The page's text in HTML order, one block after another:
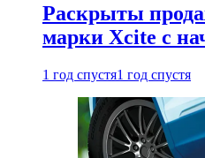
Раскрыты
марки Xcite с
1 год спустя1 год спустя